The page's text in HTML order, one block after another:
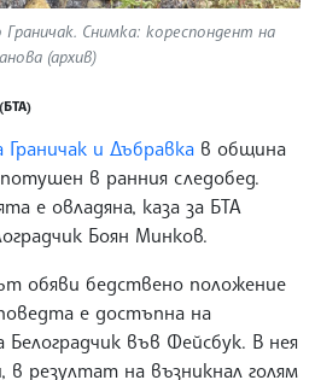
Снимка: кореспондент на
(архив)
(БТА)
Граничак и Дъбравка в община
в ранния следобед.
е овладяна, каза за БТА
Боян Минков.
обяви бедствено положение
е достъпна на
във Фейсбук. В нея
в резултат на възникнал голям